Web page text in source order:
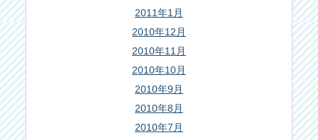
2011年1月
2010年12月
2010年11月
2010年10月
2010年9月
2010年8月
2010年7月